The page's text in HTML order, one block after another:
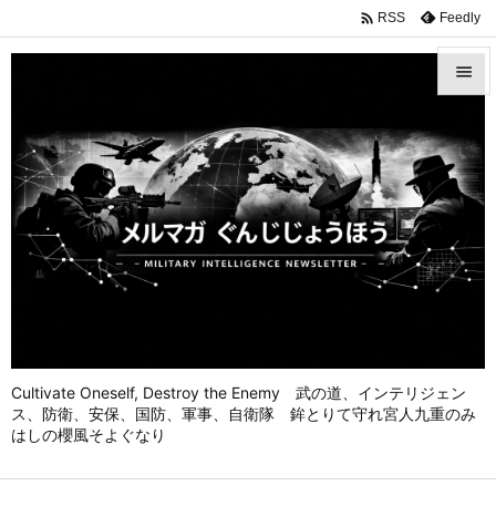
Cultivate Oneself, Destroy the Enemy 武の道、インテリジェン
ス、防衛、安保、国防、軍事、自衛隊 鉾とりて守れ宮人九重のみ
はしの櫻風そよぐなり

メニュ

前へ
次へ

 RSS Feedly